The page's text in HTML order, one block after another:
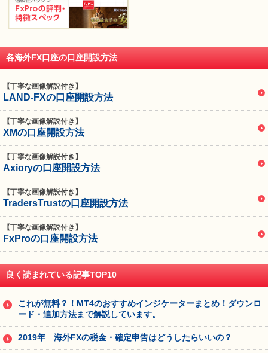
各海外FX口座の口座開設方法
【丁寧な画像解説付き】
LAND-FXの口座開設方法
【丁寧な画像解説付き】
XMの口座開設方法
【丁寧な画像解説付き】
Axioryの口座開設方法
【丁寧な画像解説付き】
TradersTrustの口座開設方法
【丁寧な画像解説付き】
FxProの口座開設方法
良く読まれている記事TOP10
これが無料？！MT4のおすすめインジケーターまとめ！ダウンロ
ード・追加方法まで解説しています。
2019年 海外FXの税金・確定申告はどうしたらいいの？